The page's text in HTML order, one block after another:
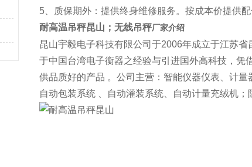
5、质保期外：提供终身维修服务。按成本价提供配
耐高温吊秤昆山 ；无线吊秤厂家介绍
昆山宇毅电子科技有限公司于2006年成立于江苏
于中国台湾电子衡器之经验与引进国外高科技，凭
供品质好的产品 。公司主营：智能仪器仪表、计
自动包装系统 、自动灌装系统、自动计量充绒机